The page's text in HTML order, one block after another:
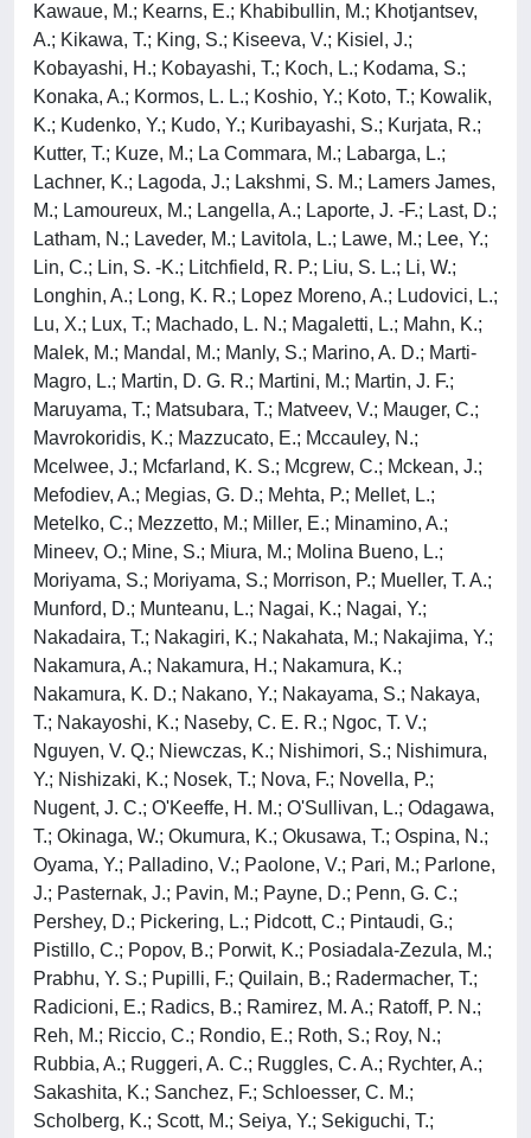
Kawaue, M.; Kearns, E.; Khabibullin, M.; Khotjantsev,
A.; Kikawa, T.; King, S.; Kiseeva, V.; Kisiel, J.;
Kobayashi, H.; Kobayashi, T.; Koch, L.; Kodama, S.;
Konaka, A.; Kormos, L. L.; Koshio, Y.; Koto, T.; Kowalik,
K.; Kudenko, Y.; Kudo, Y.; Kuribayashi, S.; Kurjata, R.;
Kutter, T.; Kuze, M.; La Commara, M.; Labarga, L.;
Lachner, K.; Lagoda, J.; Lakshmi, S. M.; Lamers James,
M.; Lamoureux, M.; Langella, A.; Laporte, J. -F.; Last, D.;
Latham, N.; Laveder, M.; Lavitola, L.; Lawe, M.; Lee, Y.;
Lin, C.; Lin, S. -K.; Litchfield, R. P.; Liu, S. L.; Li, W.;
Longhin, A.; Long, K. R.; Lopez Moreno, A.; Ludovici, L.;
Lu, X.; Lux, T.; Machado, L. N.; Magaletti, L.; Mahn, K.;
Malek, M.; Mandal, M.; Manly, S.; Marino, A. D.; Marti-
Magro, L.; Martin, D. G. R.; Martini, M.; Martin, J. F.;
Maruyama, T.; Matsubara, T.; Matveev, V.; Mauger, C.;
Mavrokoridis, K.; Mazzucato, E.; Mccauley, N.;
Mcelwee, J.; Mcfarland, K. S.; Mcgrew, C.; Mckean, J.;
Mefodiev, A.; Megias, G. D.; Mehta, P.; Mellet, L.;
Metelko, C.; Mezzetto, M.; Miller, E.; Minamino, A.;
Mineev, O.; Mine, S.; Miura, M.; Molina Bueno, L.;
Moriyama, S.; Moriyama, S.; Morrison, P.; Mueller, T. A.;
Munford, D.; Munteanu, L.; Nagai, K.; Nagai, Y.;
Nakadaira, T.; Nakagiri, K.; Nakahata, M.; Nakajima, Y.;
Nakamura, A.; Nakamura, H.; Nakamura, K.;
Nakamura, K. D.; Nakano, Y.; Nakayama, S.; Nakaya,
T.; Nakayoshi, K.; Naseby, C. E. R.; Ngoc, T. V.;
Nguyen, V. Q.; Niewczas, K.; Nishimori, S.; Nishimura,
Y.; Nishizaki, K.; Nosek, T.; Nova, F.; Novella, P.;
Nugent, J. C.; O'Keeffe, H. M.; O'Sullivan, L.; Odagawa,
T.; Okinaga, W.; Okumura, K.; Okusawa, T.; Ospina, N.;
Oyama, Y.; Palladino, V.; Paolone, V.; Pari, M.; Parlone,
J.; Pasternak, J.; Pavin, M.; Payne, D.; Penn, G. C.;
Pershey, D.; Pickering, L.; Pidcott, C.; Pintaudi, G.;
Pistillo, C.; Popov, B.; Porwit, K.; Posiadala-Zezula, M.;
Prabhu, Y. S.; Pupilli, F.; Quilain, B.; Radermacher, T.;
Radicioni, E.; Radics, B.; Ramirez, M. A.; Ratoff, P. N.;
Reh, M.; Riccio, C.; Rondio, E.; Roth, S.; Roy, N.;
Rubbia, A.; Ruggeri, A. C.; Ruggles, C. A.; Rychter, A.;
Sakashita, K.; Sanchez, F.; Schloesser, C. M.;
Scholberg, K.; Scott, M.; Seiya, Y.; Sekiguchi, T.;